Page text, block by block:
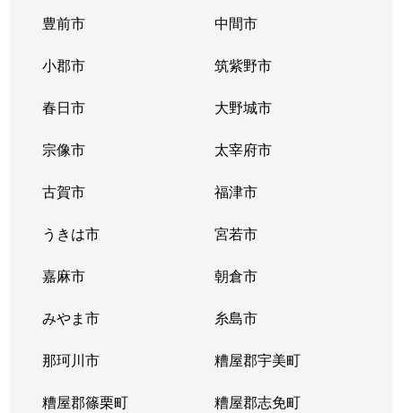
豊前市 中間市
小郡市 筑紫野市
春日市 大野城市
宗像市 太宰府市
古賀市 福津市
うきは市 宮若市
嘉麻市 朝倉市
みやま市 糸島市
那珂川市 糟屋郡宇美町
糟屋郡篠栗町 糟屋郡志免町